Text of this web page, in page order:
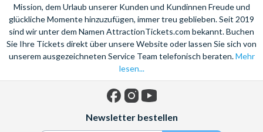
Mission, dem Urlaub unserer Kunden und Kundinnen Freude und
glückliche Momente hinzuzufügen, immer treu geblieben. Seit 2019
sind wir unter dem Namen AttractionTickets.com bekannt. Buchen
Sie Ihre Tickets direkt über unsere Website oder lassen Sie sich von
unserem ausgezeichneten Service Team telefonisch beraten.Mehr
lesen...
Newsletter bestellen